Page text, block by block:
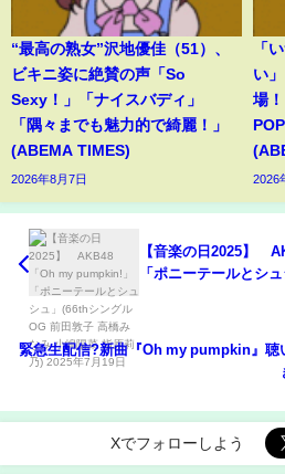
“最高の熟女”沢地優佳（51）、
ビキニ姿に絶賛の声「So
Sexy！」「ナイスバディ」
「隅々までも魅力的で綺麗！」
(ABEMA TIMES)
2026年8月7日
「
い
場
2026
【音楽の日2025】
「ポニーテールとシ
緊急生配信?新曲『Oh my pumpkin』聴
Xでフォローしよう